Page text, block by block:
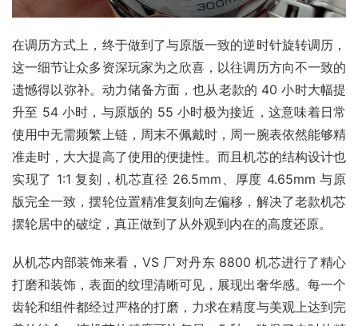
在调历方式上，终于做到了与原版一致的逆时针旋转调历，
这一细节让众多资深玩家为之欣喜，以往调历方向不一致的
遗憾得以弥补。动力储备方面，也从老款的 40 小时大幅提
升至 54 小时，与原版的 55 小时极为接近，这意味着日常
使用中无需频繁上链，周末不佩戴时，周一腕表依然能够精
准走时，大大提高了使用的便捷性。而且机芯的结构设计也
实现了 1:1 复刻，机芯直径 26.5mm、厚度 4.65mm 与原
版完全一致，摆轮位置精准复刻向左偏移，解决了老款机芯
摆轮居中的破绽，真正做到了从外观到内在的高度还原。
从机芯内部装饰来看，VS 厂对丹东 8800 机芯进行了精心
打磨和装饰，表面的纹理清晰可见，展现出奢华感。每一个
齿轮和组件都经过严格的打磨，力求在精度与美观上达到完